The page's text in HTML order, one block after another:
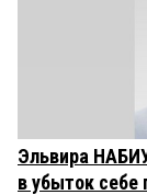
Эльвира
в убыток